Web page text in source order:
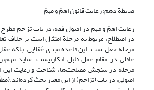
ضابطة دهم: رعایت قانون اهمّ و مهمّ
رعایت اهمّ و مهم در اصول فقه، در باب‏ تزاحم
در اصطلاح، مربوط به مرحلة امتثال است بر خلاف
مرحلة جعل است. این قاعده مبنای عُقلایی، بلکه
عاقلی در مقام عمل قابل انکارنیست. شاید
مرحله در سنجش مصلحت‌ها، شناخت و رعایت این